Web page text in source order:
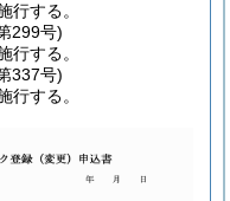
行する。
299号)
行する。
337号)
行する。